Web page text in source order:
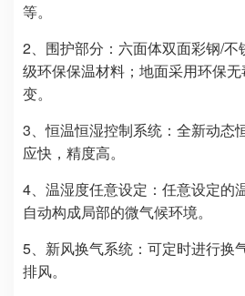
等。
2、围护部分：六面体双面彩钢/不
级环保保温材料；地面采用环保
变。
3、恒温恒湿控制系统：全新动态
应快，精度高。
4、温湿度任意设定：任意设定的
自动构成局部的微气候环境。
5、新风换气系统：可定时进行换
排风。